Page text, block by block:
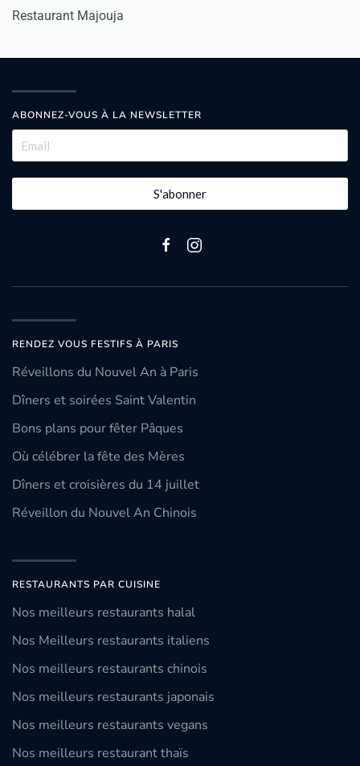
Restaurant Majouja
ABONNEZ-VOUS À LA NEWSLETTER
S'abonner
RENDEZ VOUS FESTIFS À PARIS
Réveillons du Nouvel An à Paris
Dîners et soirées Saint Valentin
Bons plans pour fêter Pâques
Où célébrer la fête des Mères
Dîners et croisières du 14 juillet
Réveillon du Nouvel An Chinois
RESTAURANTS PAR CUISINE
Nos meilleurs restaurants halal
Nos Meilleurs restaurants italiens
Nos meilleurs restaurants chinois
Nos meilleurs restaurants japonais
Nos meilleurs restaurants vegans
Nos meilleurs restaurant thaïs